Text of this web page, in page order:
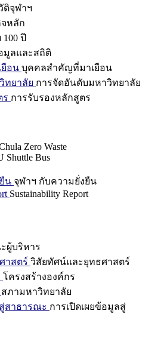
ติจุฬาฯ
หลัก
100 ปี
มูลและสถิติ
อน บุคคลสำคัญที่มาเยือน
ทยาลัย การจัดอันดับมหาวิทยาลัย
ร การรับรองหลักสูตร
Zero Waste
Shuttle Bus
น จุฬาฯ กับความยั่งยืน
Sustainability Report
ผู้บริหาร
าสตร์ วิสัยทัศน์และยุทธศาสตร์
โครงสร้างองค์กร
สภามหาวิทยาลัย
สาธารณะ การเปิดเผยข้อมูลสู่